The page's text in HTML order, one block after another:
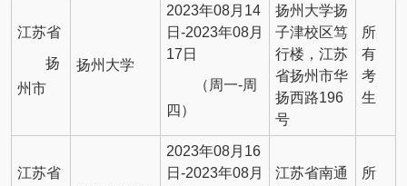
江苏省
扬
州市
扬州大学
2023年08月14
日-2023年08月
17日
（周一-周
四）
扬州大学扬
子津校区笃
行楼，江苏
省扬州市华
扬西路196
号
所
有
考
生
江苏省
2023年08月16
日-2023年08月
江苏省南通
所